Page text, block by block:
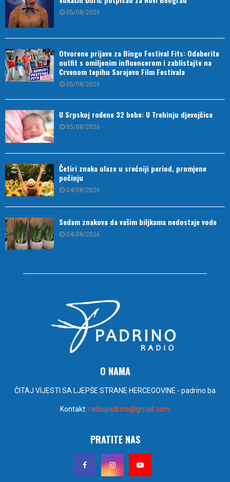
05/08/2026
Otvorene prijave za Bingo Festival Fits: Odaberite
outfit s omiljenim influencerom i zablistajte na
Crvenom tepihu Sarajevo Film Festivala
05/08/2026
U Srpskoj rođene 32 bebe: U Trebinju djevojčica
05/08/2026
Četiri znaka ulaze u srećniji period, promjene
počinju
04/08/2026
Sedam znakova da vašim biljkama nedostaje vode
04/08/2026
O NAMA
ČITAJ VIJESTI SA LJEPŠE STRANE HERCEGOVINE - padrino.ba
Kontakt: radiopadrino@gmail.com
PRATITE NAS